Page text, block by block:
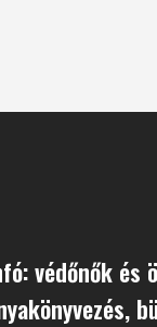
védőnők és